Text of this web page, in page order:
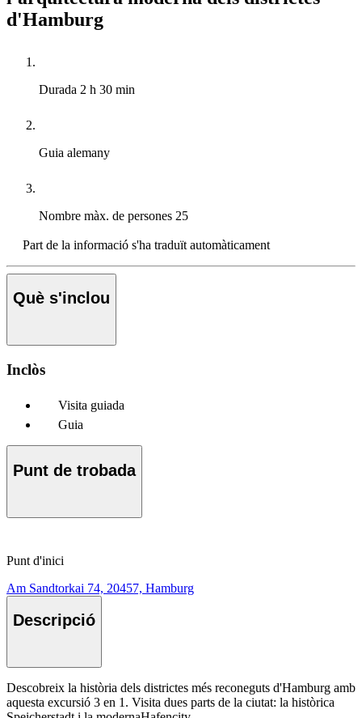
d'Hamburg
Durada 2 h 30 min
Guia alemany
Nombre màx. de persones 25
Part de la informació s'ha traduït automàticament
Què s'inclou
Inclòs
Visita guiada
Guia
Punt de trobada
Punt d'inici
Am Sandtorkai 74, 20457, Hamburg
Descripció
Descobreix la història dels districtes més reconeguts d'Hamburg amb
aquesta excursió 3 en 1. Visita dues parts de la ciutat: la històrica